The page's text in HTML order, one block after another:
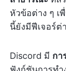
หัวข้อต่าง ๆ เ
นี้ยังมีฟีเจอร์ต่
Discord มี กา